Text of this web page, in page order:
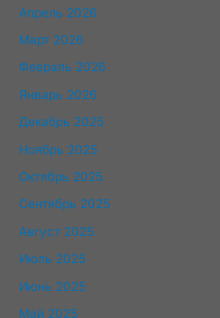
Апрель 2026
Март 2026
Февраль 2026
Январь 2026
Декабрь 2025
Ноябрь 2025
Октябрь 2025
Сентябрь 2025
Август 2025
Июль 2025
Июнь 2025
Май 2025